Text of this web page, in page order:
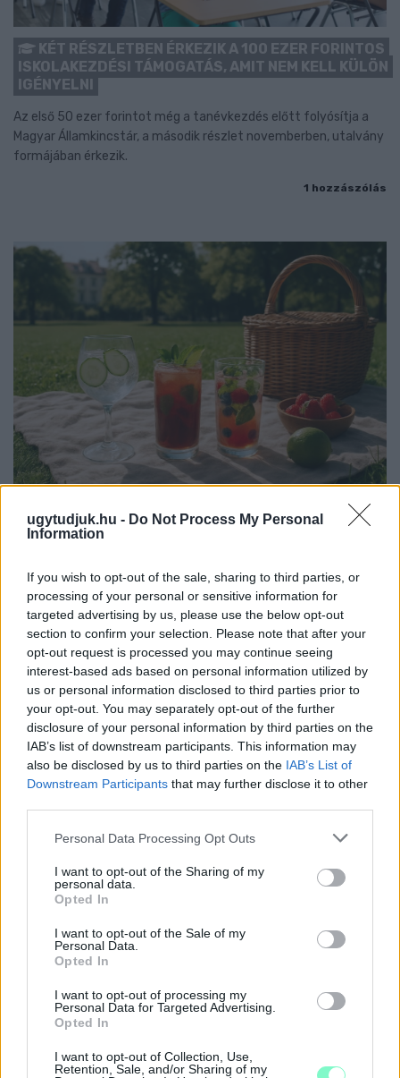
ugytudjuk.hu - Do Not Process My Personal
Information
If you wish to opt-out of the sale, sharing to third parties, or
processing of your personal or sensitive information for
targeted advertising by us, please use the below opt-out
section to confirm your selection. Please note that after your
opt-out request is processed you may continue seeing
interest-based ads based on personal information utilized by
us or personal information disclosed to third parties prior to
your opt-out. You may separately opt-out of the further
disclosure of your personal information by third parties on the
IAB’s list of downstream participants. This information may
also be disclosed by us to third parties on the IAB’s List of
Downstream Participants that may further disclose it to other
Please note that this website/app uses one or more Google
not limited to your visit or usage behaviour. You may click to
grant or deny consent to Google and its third-party tags to
use your data for below specified purposes in below Google
consent section.
Personal Data Processing Opt Outs
I want to opt-out of the Sharing of my
personal data.
Opted In
I want to opt-out of the Sale of my
Personal Data.
Opted In
I want to opt-out of processing my
Personal Data for Targeted Advertising.
Opted In
I want to opt-out of Collection, Use,
Retention, Sale, and/or Sharing of my
KÉT RÉSZLETBEN ÉRKEZIK A 100 EZER FORINTOS
ISKOLAKEZDÉSI TÁMOGATÁS, AMIT NEM KELL KÜLÖN
IGÉNYELNI
Az első 50 ezer forintot még a tanévkezdés előtt folyósítja a
Magyar Államkincstár, a második részlet novemberben, utalvány
formájában érkezik.
1 hozzászólás
PIKNIK ITALOK: ÍZEK ÉS ÉLMÉNYEK A SZABADBAN
Szólj hozzá!
ÖRÖMHÍR: TÍZ ÉVE NEM VOLT ILYEN ALACSONY AZ
INFLÁCIÓ MAGYARORSZÁGON
Júliusban mindössze 1,2 százalékkal emelkedtek éves
már csökkent.